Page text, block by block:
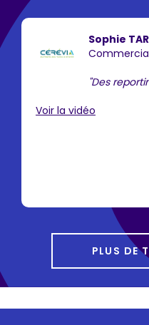
Sophie
"Des
Voir la vidéo
PLUS DE